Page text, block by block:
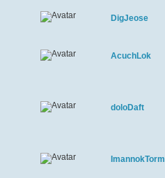
DigJeose
AcuchLok
doloDaft
ImannokTorm